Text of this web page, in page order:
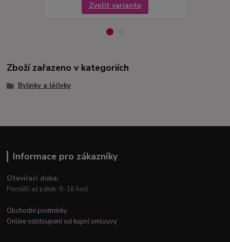
Zvolit variantu
Zboží zařazeno v kategoriích
Bylinky a léčivky
Informace pro zákazníky
Otevírací doba:
Pondělí až pátek: 8-16 hod.
Obchodní podmínky
Online odstoupení od kupní smlouvy